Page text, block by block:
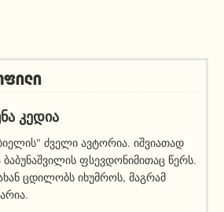
ᲙᲔᲓᲘᲐ
ძველი ავტორია. იშვიათად
ფსევდონიმითაც წერს.
ცდილობს იხუმროს, მაგრამ